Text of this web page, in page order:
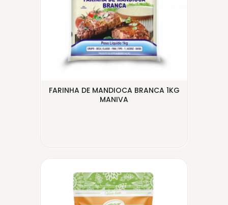
FARINHA DE MANDIOCA BRANCA 1KG
MANIVA